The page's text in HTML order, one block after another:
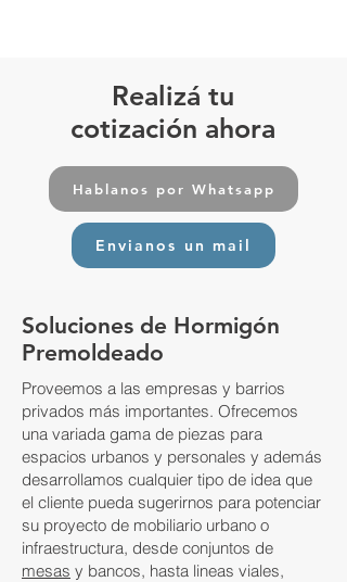
Realizá tu
cotización ahora
Hablanos por Whatsapp
Envianos un mail
Soluciones de Hormigón
Premoldeado
Proveemos a las empresas y barrios
privados más importantes. Ofrecemos
una variada gama de piezas para
espacios urbanos y personales y además
desarrollamos cualquier tipo de idea que
el cliente pueda sugerirnos para potenciar
su proyecto de mobiliario urbano o
infraestructura, desde conjuntos de
mesas y bancos, hasta lineas viales,